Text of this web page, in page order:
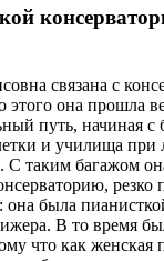
связана с
этого она прошла
путь, начиная с
и училища при
С таким багажом
резко
она была
В то время
что как женская